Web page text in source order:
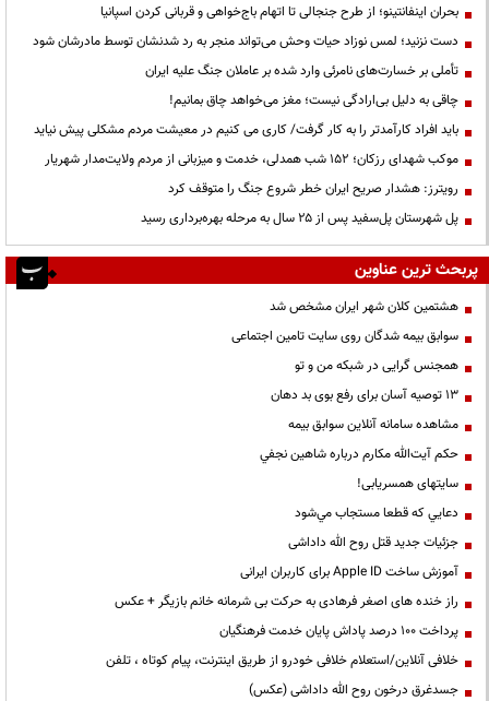
بحران اینفانتینو؛ از طرح جنجالی تا اتهام باج‌خواهی و قربانی کردن اسپانیا
دست نزنید؛ لمس نوزاد حیات وحش می‌تواند منجر به رد شدنشان توسط مادرشان شود
تأملی بر خسارت‌های نامرئی وارد شده بر عاملان جنگ علیه ایران
چاقی به دلیل بی‌ارادگی نیست؛ مغز می‌خواهد چاق بمانیم!
باید افراد کارآمدتر را به کار گرفت/ کاری می کنیم در معیشت مردم مشکلی پیش نیاید
موکب شهدای رزکان؛ ۱۵۲ شب همدلی، خدمت و میزبانی از مردم ولایت‌مدار شهریار
رویترز: هشدار صریح ایران خطر شروع جنگ را متوقف کرد
پل شهرستان پل‌سفید پس از ۲۵ سال به مرحله بهره‌برداری رسید
پربحث ترین عناوین
هشتمین کلان شهر ایران مشخص شد
سوابق بیمه شدگان روی سایت تامین اجتماعی
همجنس گرایی در شبکه من و تو
13 توصیه آسان برای رفع بوی بد دهان
مشاهده سامانه آنلاين سوابق بیمه
حكم آيت‌الله مكارم درباره شاهين نجفي
سایتهای همسریابی!
دعايي كه قطعا مستجاب مي‌شود
جزئیات جدید قتل روح الله داداشی
آموزش ساخت Apple ID برای کاربران ایرانی
راز خنده های اصغر فرهادی به حرکت بی شرمانه خانم بازیگر + عکس
پرداخت ۱۰۰ درصد پاداش پایان خدمت فرهنگیان
خلافی آنلاین/استعلام خلافی خودرو از طریق اینترنت، پیام کوتاه ، تلفن
جسدغرق درخون روح الله داداشی (عکس)